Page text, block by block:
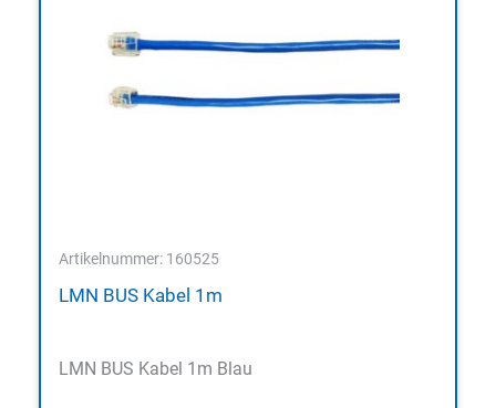
Artikelnummer: 160525
LMN BUS Kabel 1m
LMN BUS Kabel 1m Blau